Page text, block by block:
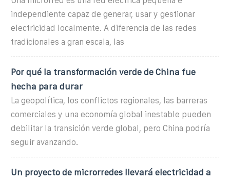
independiente capaz de generar, usar y gestionar
electricidad localmente. A diferencia de las redes
tradicionales a gran escala, las
Por qué la transformación verde de China fue
hecha para durar
La geopolítica, los conflictos regionales, las barreras
comerciales y una economía global inestable pueden
debilitar la transición verde global, pero China podría
seguir avanzando.
Un proyecto de microrredes llevará electricidad a